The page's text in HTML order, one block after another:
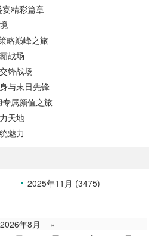
精彩篇章
略巅峰之旅
战场
锋战场
与末日先锋
属颜值之旅
天地
魅力
2025年11月 (3475)
2026年8月 »